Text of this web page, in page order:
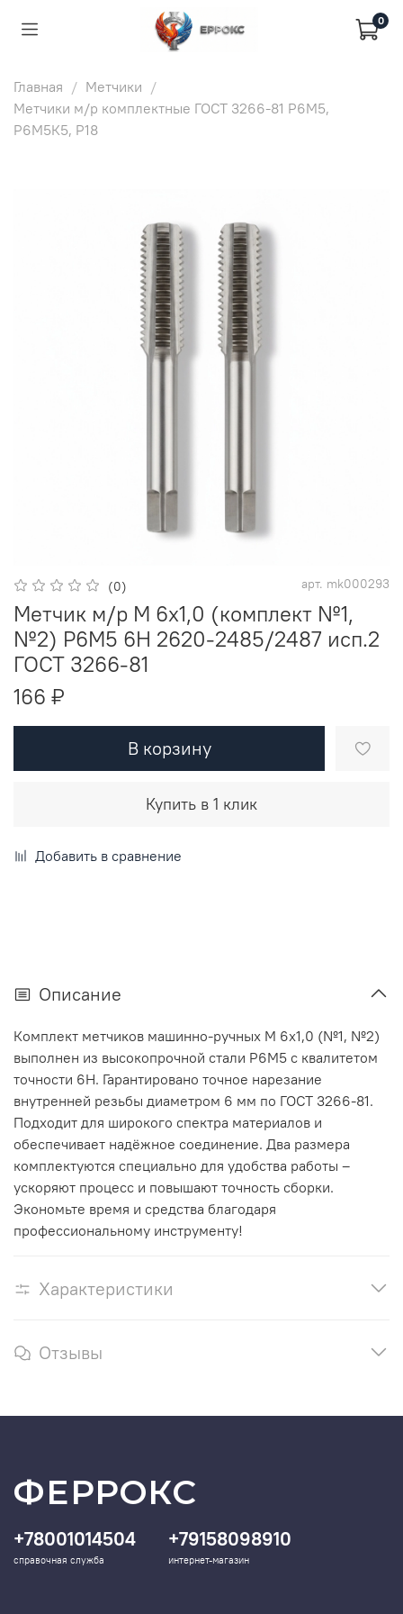
0
Главная
Метчики
Метчики м/р комплектные ГОСТ 3266-81 Р6М5,
Р6М5К5, Р18
(0) арт. mk000293
Метчик м/р М 6х1,0 (комплект №1,
№2) Р6М5 6H 2620-2485/2487 исп.2
ГОСТ 3266-81
166 ₽
В корзину
Купить в 1 клик
Добавить в сравнение
Описание
Комплект метчиков машинно-ручных М 6х1,0 (№1, №2)
выполнен из высокопрочной стали Р6М5 с квалитетом
точности 6H. Гарантировано точное нарезание
внутренней резьбы диаметром 6 мм по ГОСТ 3266-81.
Подходит для широкого спектра материалов и
обеспечивает надёжное соединение. Два размера
комплектуются специально для удобства работы –
ускоряют процесс и повышают точность сборки.
Экономьте время и средства благодаря
профессиональному инструменту!
Характеристики
Отзывы
+78001014504
справочная служба
+79158098910
интернет-магазин
ФЕРРОКС